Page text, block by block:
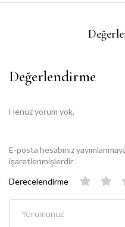
Değerlendirme
Henüz yorum yok.
E-posta hesabınız
işaretlenmişlerdir
Derecelendirme